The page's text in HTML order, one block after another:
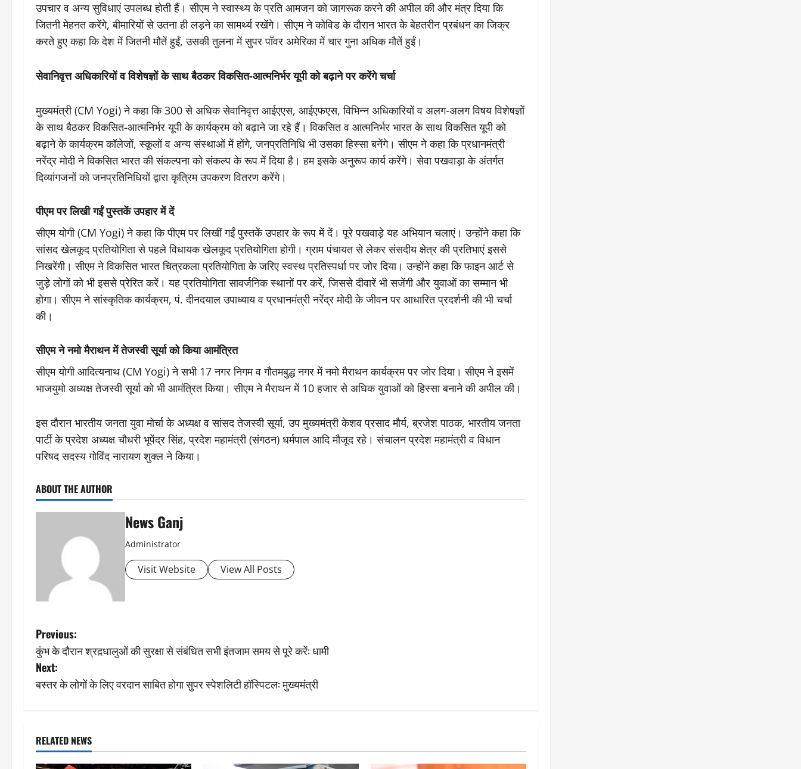
उपचार व अन्य सुविधाएं उपलब्ध होती हैं। सीएम ने स्वास्थ्य के प्रति आमजन को जागरूक करने की अपील की और मंत्र दिया कि
जितनी मेहनत करेंगे, बीमारियों से उतना ही लड़ने का सामर्थ्य रखेंगे। सीएम ने कोविड के दौरान भारत के बेहतरीन प्रबंधन का जिक्र
करते हुए कहा कि देश में जितनी मौतें हुईं, उसकी तुलना में सुपर पॉवर अमेरिका में चार गुना अधिक मौतें हुईं।
सेवानिवृत्त अधिकारियों व विशेषज्ञों के साथ बैठकर विकसित-आत्मनिर्भर यूपी को बढ़ाने पर करेंगे चर्चा
मुख्यमंत्री (CM Yogi) ने कहा कि 300 से अधिक सेवानिवृत्त आईएएस, आईएफएस, विभिन्न अधिकारियों व अलग-अलग विषय विशेषज्ञों
के साथ बैठकर विकसित-आत्मनिर्भर यूपी के कार्यक्रम को बढ़ाने जा रहे हैं। विकसित व आत्मनिर्भर भारत के साथ विकसित यूपी को
बढ़ाने के कार्यक्रम कॉलेजों, स्कूलों व अन्य संस्थाओं में होंगे, जनप्रतिनिधि भी उसका हिस्सा बनेंगे। सीएम ने कहा कि प्रधानमंत्री
नरेंद्र मोदी ने विकसित भारत की संकल्पना को संकल्प के रूप में दिया है। हम इसके अनुरूप कार्य करेंगे। सेवा पखवाड़ा के अंतर्गत
दिव्यांगजनों को जनप्रतिनिधियों द्वारा कृत्रिम उपकरण वितरण करेंगे।
पीएम पर लिखी गईं पुस्तकें उपहार में दें
सीएम योगी (CM Yogi) ने कहा कि पीएम पर लिखीं गईं पुस्तकें उपहार के रूप में दें। पूरे पखवाड़े यह अभियान चलाएं। उन्होंने कहा कि
सांसद खेलकूद प्रतियोगिता से पहले विधायक खेलकूद प्रतियोगिता होगी। ग्राम पंचायत से लेकर संसदीय क्षेत्र की प्रतिभाएं इससे
निखरेंगी। सीएम ने विकसित भारत चित्रकला प्रतियोगिता के जरिए स्वस्थ प्रतिस्पर्धा पर जोर दिया। उन्होंने कहा कि फाइन आर्ट से
जुड़े लोगों को भी इससे प्रेरित करें। यह प्रतियोगिता सावर्जनिक स्थानों पर करें, जिससे दीवारें भी सजेंगी और युवाओं का सम्मान भी
होगा। सीएम ने सांस्कृतिक कार्यक्रम, पं. दीनदयाल उपाध्याय व प्रधानमंत्री नरेंद्र मोदी के जीवन पर आधारित प्रदर्शनी की भी चर्चा
की।
सीएम ने नमो मैराथन में तेजस्वी सूर्या को किया आमंत्रित
सीएम योगी आदित्यनाथ (CM Yogi) ने सभी 17 नगर निगम व गौतमबुद्ध नगर में नमो मैराथन कार्यक्रम पर जोर दिया। सीएम ने इसमें
भाजयुमो अध्यक्ष तेजस्वी सूर्या को भी आमंत्रित किया। सीएम ने मैराथन में 10 हजार से अधिक युवाओं को हिस्सा बनाने की अपील की।
इस दौरान भारतीय जनता युवा मोर्चा के अध्यक्ष व सांसद तेजस्वी सूर्या, उप मुख्यमंत्री केशव प्रसाद मौर्य, ब्रजेश पाठक, भारतीय जनता
पार्टी के प्रदेश अध्यक्ष चौधरी भूपेंद्र सिंह, प्रदेश महामंत्री (संगठन) धर्मपाल आदि मौजूद रहे। संचालन प्रदेश महामंत्री व विधान
परिषद सदस्य गोविंद नारायण शुक्ल ने किया।
ABOUT THE AUTHOR
News Ganj
Administrator
Visit Website View All Posts
P
o
s
n
a
Previous:
कुंभ के दौरान श्रद़धालुओं की सुरक्षा से संबंधित सभी इंतजाम समय से पूरे करें: धामी
Next:
बस्तर के लोगों के लिए वरदान साबित होगा सुपर स्पेशलिटी हॉस्पिटल: मुख्यमंत्री
RELATED NEWS